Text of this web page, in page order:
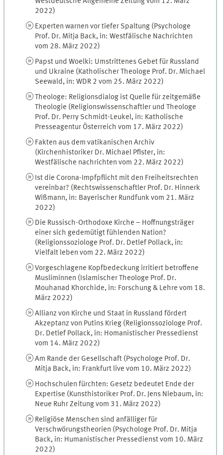
2022)
Experten warnen vor tiefer Spaltung (Psychologe
Prof. Dr. Mitja Back, in: Westfälische Nachrichten
vom 28. März 2022)
Papst und Woelki: Umstrittenes Gebet für Russland
und Ukraine (Katholischer Theologe Prof. Dr. Michael
Seewald, in: WDR 2 vom 25. März 2022)
Theologe: Religionsdialog ist Quelle für zeitgemäße
Theologie (Religionswissenschaftler und Theologe
Prof. Dr. Perry Schmidt-Leukel, in: Katholische
Presseagentur Österreich vom 17. März 2022)
Fakten aus dem vatikanischen Archiv
(Kirchenhistoriker Dr. Michael Pfister, in:
Westfälische nachrichten vom 22. März 2022)
Ist die Corona-Impfpflicht mit den Freiheitsrechten
vereinbar? (Rechtswissenschaftler Prof. Dr. Hinnerk
Wißmann, in: Bayerischer Rundfunk vom 21. März
2022)
Die Russisch-Orthodoxe Kirche – Hoffnungsträger
einer sich gedemütigt fühlenden Nation?
(Religionssoziologe Prof. Dr. Detlef Pollack, in:
Vielfalt leben vom 22. März 2022)
Vorgeschlagene Kopfbedeckung irritiert betroffene
Musliminnen (Islamischer Theologe Prof. Dr.
Mouhanad Khorchide, in: Forschung & Lehre vom 18.
März 2022)
Allianz von Kirche und Staat in Russland fördert
Akzeptanz von Putins Krieg (Religionssoziologe Prof.
Dr. Detlef Pollack, in: Homanistischer Pressedienst
vom 14. März 2022)
Am Rande der Gesellschaft (Psychologe Prof. Dr.
Mitja Back, in: Frankfurt live vom 10. März 2022)
Hochschulen fürchten: Gesetz bedeutet Ende der
Expertise (Kunsthistoriker Prof. Dr. Jens Niebaum, in:
Neue Ruhr Zeitung vom 31. März 2022)
Religiöse Menschen sind anfälliger für
Verschwörungstheorien (Psychologe Prof. Dr. Mitja
Back, in: Humanistischer Pressedienst vom 10. März
2022)